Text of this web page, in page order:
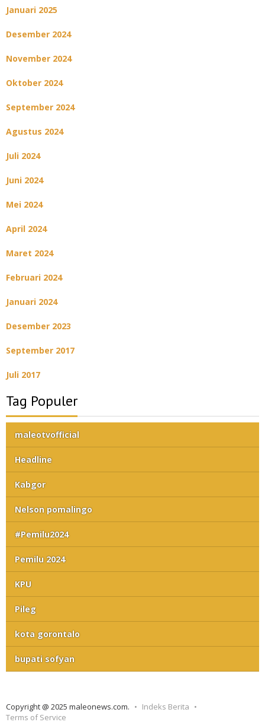
Januari 2025
Desember 2024
November 2024
Oktober 2024
September 2024
Agustus 2024
Juli 2024
Juni 2024
Mei 2024
April 2024
Maret 2024
Februari 2024
Januari 2024
Desember 2023
September 2017
Juli 2017
Tag Populer
maleotvofficial
Headline
Kabgor
Nelson pomalingo
#Pemilu2024
Pemilu 2024
KPU
Pileg
kota gorontalo
bupati sofyan
Copyright @ 2025 maleonews.com.
Indeks Berita
Terms of Service